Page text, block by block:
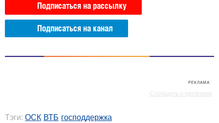
Подписаться на рассылку
Подписаться на канал
РЕКЛАМА
Сообщить о проблеме
Тэги: ОСК ВТБ господдержка